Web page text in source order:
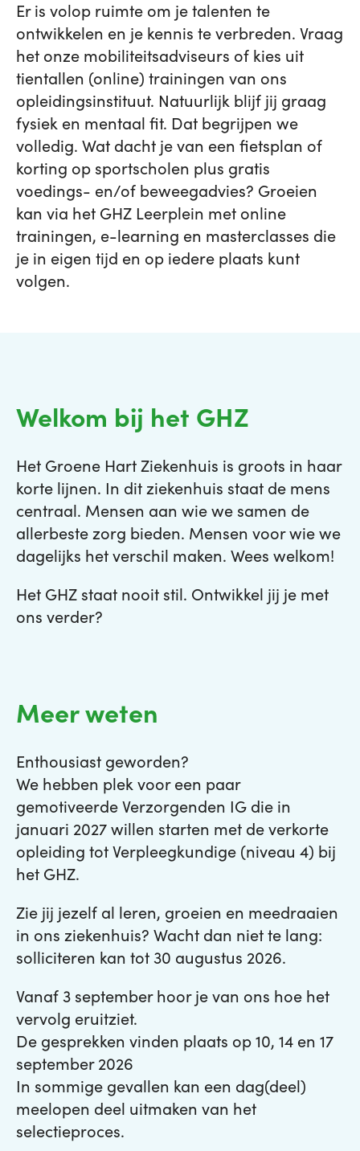
Er is volop ruimte om je talenten te
ontwikkelen en je kennis te verbreden. Vraag
het onze mobiliteitsadviseurs of kies uit
tientallen (online) trainingen van ons
opleidingsinstituut. Natuurlijk blijf jij graag
fysiek en mentaal fit. Dat begrijpen we
volledig. Wat dacht je van een fietsplan of
korting op sportscholen plus gratis
voedings- en/of beweegadvies? Groeien
kan via het GHZ Leerplein met online
trainingen, e-learning en masterclasses die
je in eigen tijd en op iedere plaats kunt
volgen.
Welkom bij het GHZ
Het Groene Hart Ziekenhuis is groots in haar
korte lijnen. In dit ziekenhuis staat de mens
centraal. Mensen aan wie we samen de
allerbeste zorg bieden. Mensen voor wie we
dagelijks het verschil maken. Wees welkom!
Het GHZ staat nooit stil. Ontwikkel jij je met
ons verder?
Meer weten
Enthousiast geworden?
We hebben plek voor een paar
gemotiveerde Verzorgenden IG die in
januari 2027 willen starten met de verkorte
opleiding tot Verpleegkundige (niveau 4) bij
het GHZ.
Zie jij jezelf al leren, groeien en meedraaien
in ons ziekenhuis? Wacht dan niet te lang:
solliciteren kan tot 30 augustus 2026.
Vanaf 3 september hoor je van ons hoe het
vervolg eruitziet.
De gesprekken vinden plaats op 10, 14 en 17
september 2026
In sommige gevallen kan een dag(deel)
meelopen deel uitmaken van het
selectieproces.